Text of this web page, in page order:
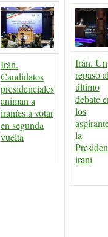
Irán.
Candidatos
presidenciales
animan a
iraníes a votar
en segunda
vuelta
Irán. Un
repaso
último
debate
los
la
iraní